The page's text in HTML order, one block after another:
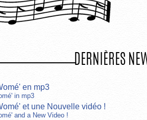
DERNIÈRES
en mp3
in mp3
et une Nouvelle vidéo !
and a New Video !